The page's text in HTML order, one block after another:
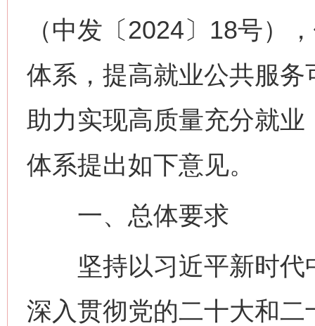
（中发〔2024〕18号）
体系，提高就业公共服
助力实现高质量充分就
体系提出如下意见。
一、总体要求
坚持以习近平新时代
深入贯彻党的二十大和